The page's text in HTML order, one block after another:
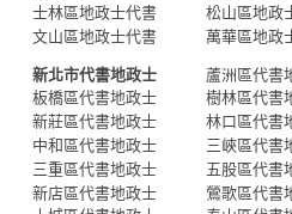
士林區地政士代書
文山區地政士代書
松山區地政
萬華區地政
新北市代書地政士
板橋區代書地政士
新莊區代書地政士
中和區代書地政士
三重區代書地政士
新店區代書地政士
蘆洲區代書
樹林區代書
林口區代書
三峽區代書
五股區代書
鶯歌區代書